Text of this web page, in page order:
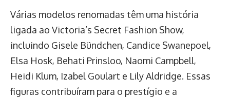
Várias modelos renomadas têm uma história
ligada ao Victoria’s Secret Fashion Show,
incluindo Gisele Bündchen, Candice Swanepoel,
Elsa Hosk, Behati Prinsloo, Naomi Campbell,
Heidi Klum, Izabel Goulart e Lily Aldridge. Essas
figuras contribuíram para o prestígio e a